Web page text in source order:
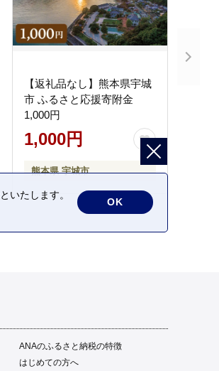
【返礼品なし】熊本県宇城
市 ふるさと応援寄附金
1,000円
1,000円
熊本県 宇城市
ANAのふるさと納税の特徴
はじめての方へ
いたします。
OK